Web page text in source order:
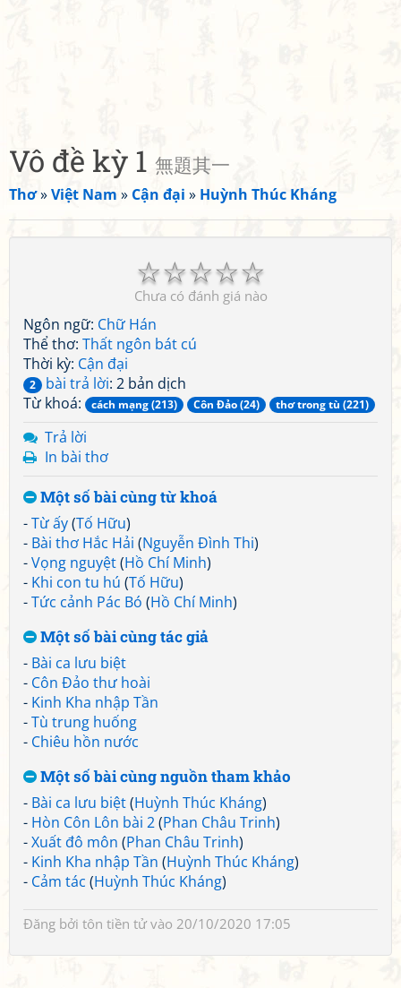
Vô đề kỳ 1 無題其一
Thơ»Việt Nam » Cận đại » Huỳnh Thúc Kháng
☆
☆
☆
☆
☆
Chưa có đánh giá nào
Ngôn ngữ: Chữ Hán
Thể thơ: Thất ngôn bát cú
Thời kỳ: Cận đại
2 bài trả lời: 2 bản dịch
Từ khoá:
cách mạng (213) Côn Đảo (24) thơ trong tù (221)
Trả lời
In bài thơ
Một số bài cùng từ khoá
-Từ ấy(Tố Hữu)
- Bài thơ Hắc Hải (Nguyễn Đình Thi)
-Vọng nguyệt(Hồ Chí Minh)
- Khi con tu hú (Tố Hữu)
-Tức cảnh Pác Bó (Hồ Chí Minh)
Một số bài cùng tác giả
- Bài ca lưu biệt
- Côn Đảo thư hoài
- Kinh Kha nhập Tần
-Tù trung huống
- Chiêu hồn nước
Một số bài cùng nguồn tham khảo
- Bài ca lưu biệt(Huỳnh Thúc Kháng)
- Hòn Côn Lôn bài 2(Phan Châu Trinh)
-Xuất đô môn (Phan Châu Trinh)
- Kinh Kha nhập Tần (Huỳnh Thúc Kháng)
- Cảm tác (Huỳnh Thúc Kháng)
Đăng bởi tôn tiền tửvào 20/10/2020 17:05